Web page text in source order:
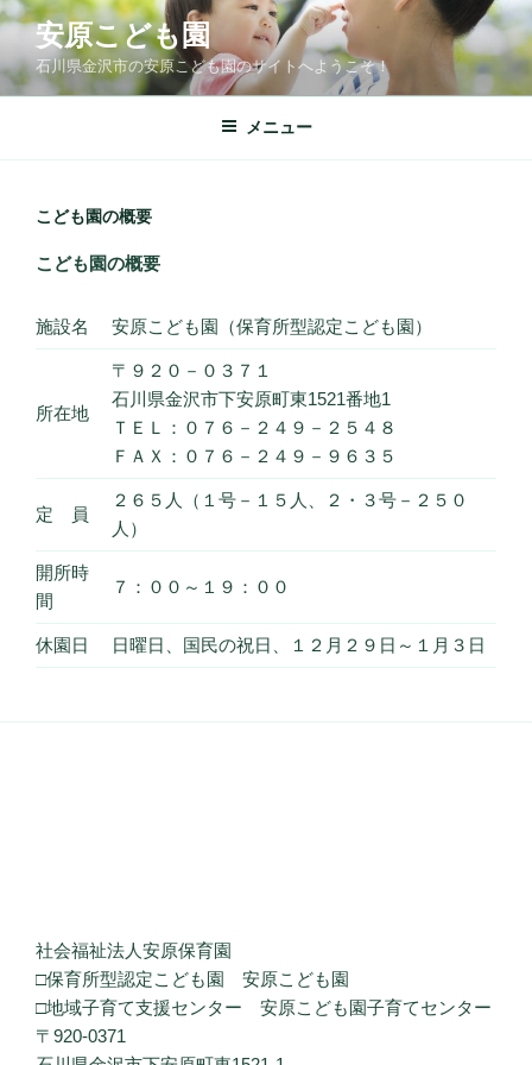
コ
テ
ン
へ
安原こども園
石川県金沢市の安原こども園のサイトへようこそ！
メニュー
こども園の概要
こども園の概要
施設名 安原こども園（保育所型認定こども園）
所在地
〒９２０－０３７１
石川県金沢市下安原町東1521番地1
ＴＥＬ：０７６－２４９－２５４８
ＦＡＸ：０７６－２４９－９６３５
定 員
２６５人（１号－１５人、２・３号－２５０
人）
開所時
間
７：００～１９：００
休園日 日曜日、国民の祝日、１２月２９日～１月３日
社会福祉法人安原保育園
□保育所型認定こども園 安原こども園
□地域子育て支援センター 安原こども園子育てセンター
〒920-0371